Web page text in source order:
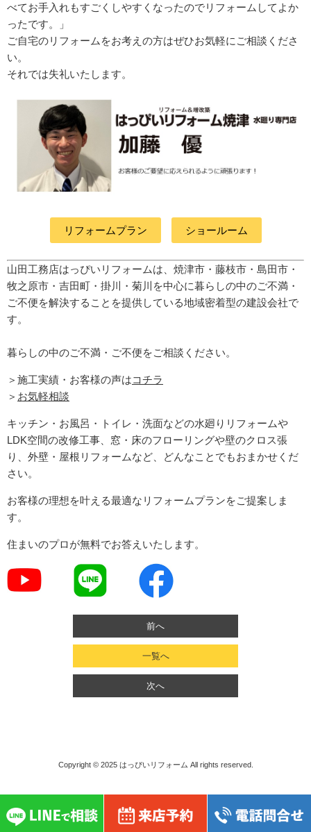
べてお手入れもすごくしやすくなったのでリフォームしてよか
ったです。」
ご自宅のリフォームをお考えの方はぜひお気軽にご相談くださ
い。
それでは失礼いたします。
リフォームプラン ショールーム
山田工務店はっぴいリフォームは、焼津市・藤枝市・島田市・
牧之原市・吉田町 ・掛川・菊川 を中心に暮らしの中のご不満・
ご不便を解決することを提供している地域密着型の建設会社で
す。
暮らしの中のご不満・ご不便をご相談ください。
＞施工実績・お客様の声はコチラ
＞ お気軽相談
キッチン・お風呂・トイレ・洗面などの水廻りリフォームや
LDK空間の改修工事、窓・床のフローリングや壁のクロス張
り、外壁・屋根リフォームなど、どんなことでもおまかせくだ
さい。
お客様の理想を叶える最適なリフォームプランをご提案しま
す。
住まいのプロが無料でお答えいたします。
前へ
一覧へ
次へ
Copyright © 2025 はっぴいリフォーム All rights reserved.